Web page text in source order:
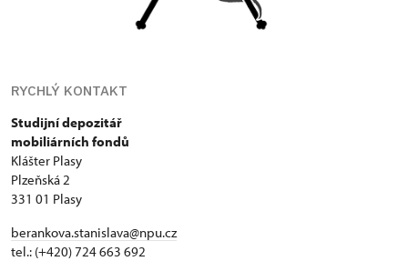
RYCHLÝ KONTAKT
Studijní depozitář
mobiliárních fondů
Klášter Plasy
Plzeňská 2
331 01 Plasy
berankova.stanislava@npu.cz
tel.: (+420) 724 663 692